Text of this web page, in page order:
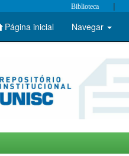
Biblioteca |
Página inicial Navegar